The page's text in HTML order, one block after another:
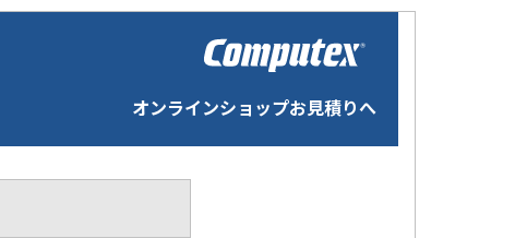
オンラインショップお見積りへ